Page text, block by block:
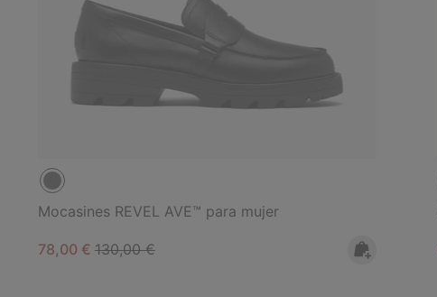
Mocasines REVEL AVE™ para mujer
Sale price:
78,00 € Regular price:
130,00 €